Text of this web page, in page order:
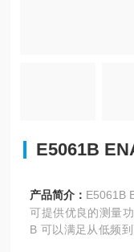
E5061B
产品简介： E5061B
可提供优良的测量
B 可以满足从低频